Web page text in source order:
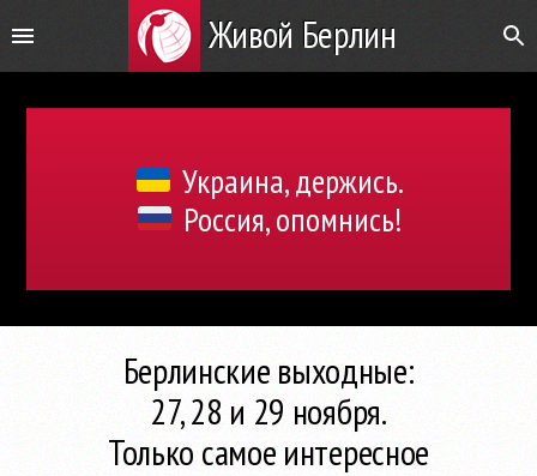
Живой Берлин
Украина, держись.
Россия, опомнись!
Берлинские выходные:
27, 28 и 29 ноября.
Только самое интересное